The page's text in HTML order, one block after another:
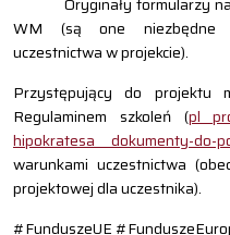
WM (są one niezbędne
uczestnictwa w projekcie).
Przystępujący do projektu
Regulaminem szkoleń (pl
hipokratesa dokumenty-
warunkami uczestnictwa
projektowej dla uczestnika).
#FunduszeUE